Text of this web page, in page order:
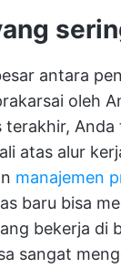
antara
oleh
terakhir, Anda
atas alur
manajemen
baru bisa
bekerja di
sangat